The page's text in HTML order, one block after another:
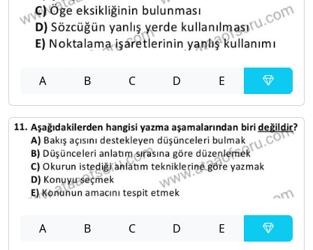
A B C D E
A B C D E